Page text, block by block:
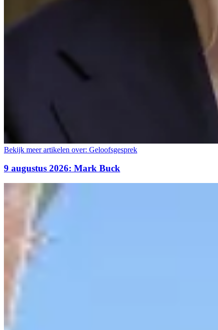
Bekijk meer artikelen over: Geloofsgesprek
9 augustus 2026: Mark Buck